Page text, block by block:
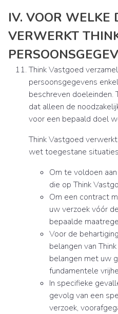
IV. VOOR WELKE
VERWERKT
Think Vastgoed
persoonsgegevens
beschreven doeleinden.
dat alleen de
voor een bepaald doel
Think Vastgoed
wet toegestane
Om te voldoen
die op Think
Om een contract
uw verzoek vóór
bepaalde
Voor de
belangen van
belangen met uw
fundamentele
In specifieke
gevolg van een
verzoek,